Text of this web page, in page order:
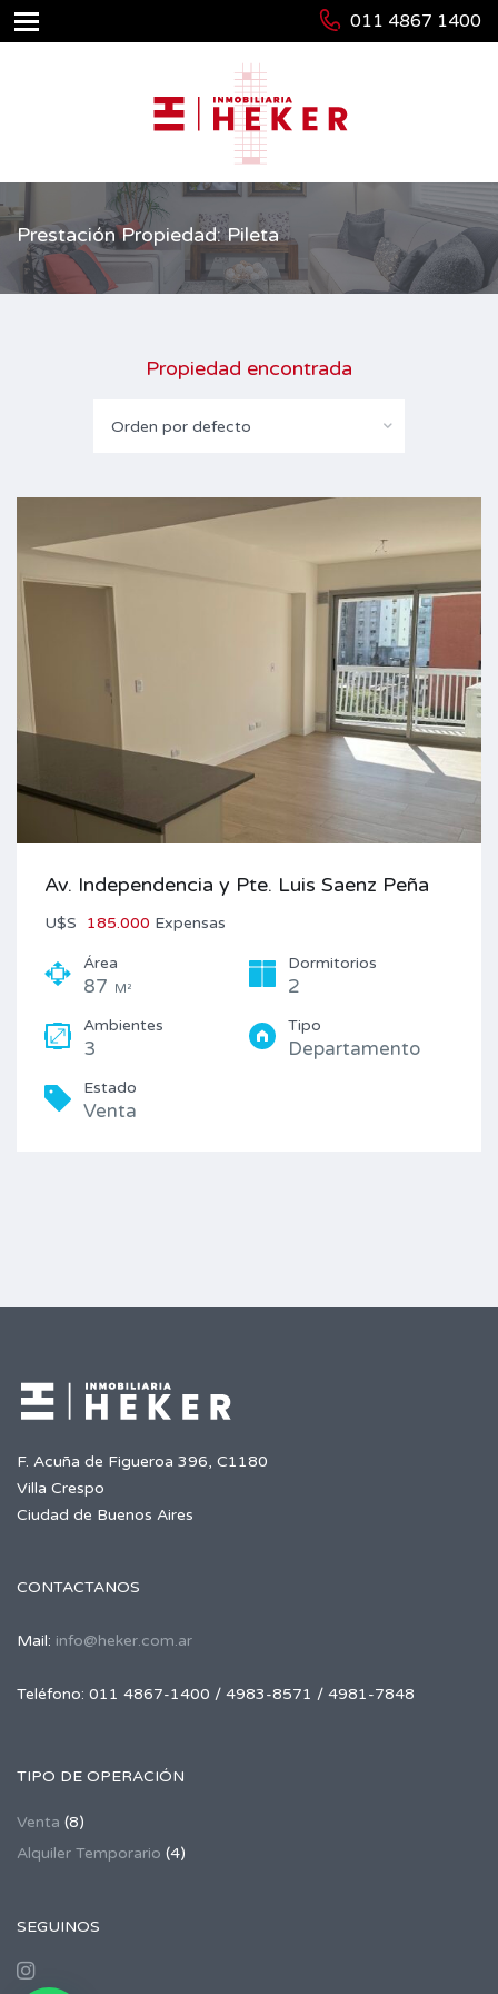
011 4867 1400
Prestación Propiedad: Pileta
Propiedad encontrada
Orden por defecto
Av. Independencia y Pte. Luis Saenz Peña
U$S 185.000 Expensas
Área
87 M²
Dormitorios
2
Ambientes
3
Tipo
Departamento
Estado
Venta
F. Acuña de Figueroa 396, C1180
Villa Crespo
Ciudad de Buenos Aires
CONTACTANOS
Mail: info@heker.com.ar
Teléfono: 011 4867-1400 / 4983-8571 / 4981-7848
TIPO DE OPERACIÓN
Venta (8)
Alquiler Temporario (4)
SEGUINOS